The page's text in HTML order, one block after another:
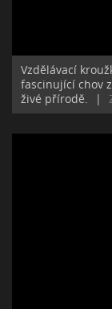
Vzdělávací
fascinující chov
živé přírodě.
|